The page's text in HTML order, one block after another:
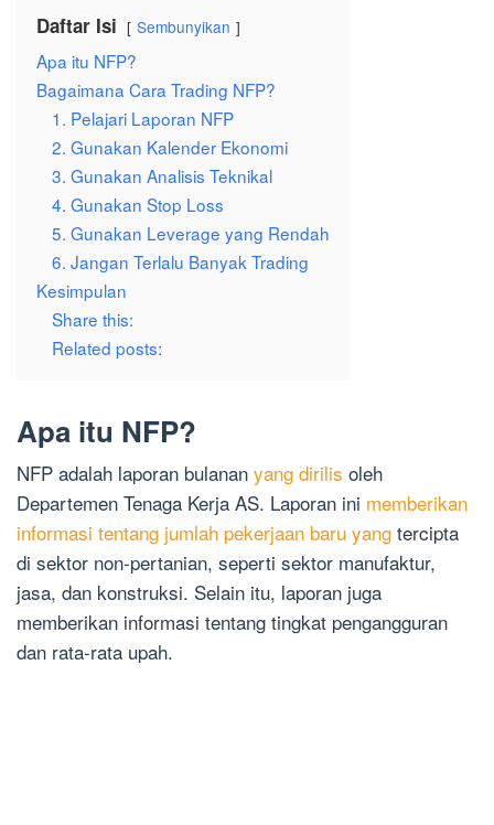
Daftar Isi Sembunyikan
Apa itu NFP?
Bagaimana Cara Trading NFP?
1. Pelajari Laporan NFP
2. Gunakan Kalender Ekonomi
3. Gunakan Analisis Teknikal
4. Gunakan Stop Loss
5. Gunakan Leverage yang Rendah
6. Jangan Terlalu Banyak Trading
Kesimpulan
Share this:
Related posts:
Apa itu NFP?
NFP adalah laporan bulanan yang dirilis oleh
Departemen Tenaga Kerja AS. Laporan ini memberikan
informasi tentang jumlah pekerjaan baru yang tercipta
di sektor non-pertanian, seperti sektor manufaktur,
jasa, dan konstruksi. Selain itu, laporan juga
memberikan informasi tentang tingkat pengangguran
dan rata-rata upah.